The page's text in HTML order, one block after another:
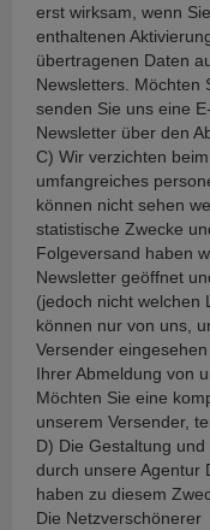
erst wirksam, wenn
enthaltenen
übertragenen Daten
Newsletters. Möchten
senden Sie uns eine
Newsletter über den
C) Wir verzichten
umfangreiches
können nicht sehen
statistische Zwecke
Folgeversand haben
Newsletter geöffnet
(jedoch nicht welchen
können nur von uns,
Versender
Ihrer Abmeldung von
Möchten Sie eine
unserem Versender,
D) Die Gestaltung
durch unsere Agentur
haben zu diesem
Die